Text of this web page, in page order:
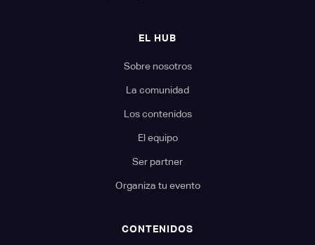
EL HUB
Sobre nosotros
La comunidad
Los contenidos
El equipo
Ser partner
Organiza tu evento
CONTENIDOS